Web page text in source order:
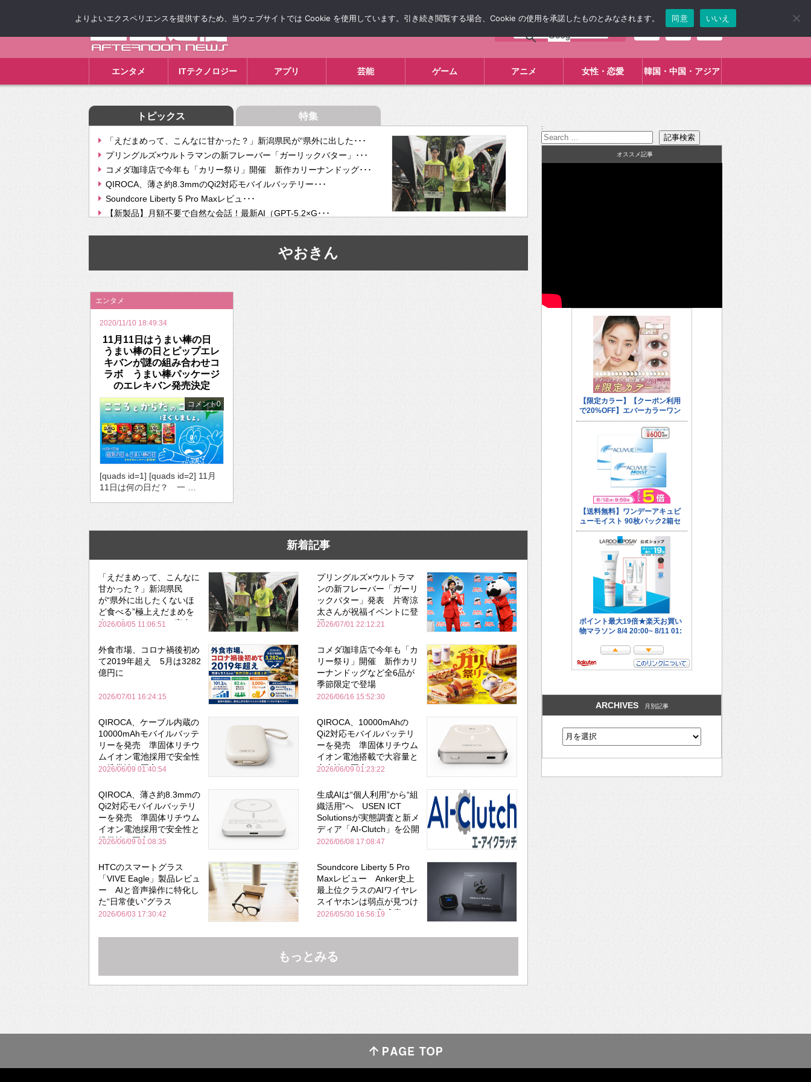
エンタメ ITテクノロジー アプリ 芸能 ゲーム アニメ 女性・恋愛 韓国・中国・アジア
トピックス 特集
「えだまめって、こんなに甘かった？」新潟県民が“県外に出した･･･
プリングルズ×ウルトラマンの新フレーバー「ガーリックバター」･･･
コメダ珈琲店で今年も「カリー祭り」開催 新作カリーナンドッグ･･･
QIROCA、薄さ約8.3mmのQi2対応モバイルバッテリー･･･
Soundcore Liberty 5 Pro Maxレビュ･･･
【新製品】月額不要で自然な会話！最新AI（GPT-5.2×G･･･
【次世代の没入感と生産性】VITURE Luma Ultra･･･
挫折率8割の壁をAIで突破。ジャストシステム、”自分が今話し･･･
2026年のバレンタインは「自分で作って、想いを渡す」 TE･･･
やおきん
エンタメ
2020/11/10 18:49:34
11月11日はうまい棒の日
うまい棒の日とピップエレ
キバンが謎の組み合わせコ
ラボ うまい棒パッケージ
のエレキバン発売決定
コメント0
[quads id=1] [quads id=2] 11月
11日は何の日だ？ 一 …
新着記事
「えだまめって、こんなに
甘かった？」新潟県民
が“県外に出したくないほ
ど食べる”極上えだまめを
森のビアガーデンで実食
2026/08/05 11:06:51
プリングルズ×ウルトラマ
ンの新フレーバー「ガーリ
ックバター」発表 片寄涼
太さんが祝福イベントに登
場
2026/07/01 22:12:21
外食市場、コロナ禍後初め
て2019年超え 5月は3282
億円に
2026/07/01 16:24:15
コメダ珈琲店で今年も「カ
リー祭り」開催 新作カリ
ーナンドッグなど全6品が
季節限定で登場
2026/06/16 15:52:30
QIROCA、ケーブル内蔵の
10000mAhモバイルバッテ
リーを発売 準固体リチウ
ムイオン電池採用で安全性
と携帯性を両立
2026/06/09 01:40:54
QIROCA、10000mAhの
Qi2対応モバイルバッテリ
ーを発売 準固体リチウム
イオン電池搭載で大容量と
安全性を両立
2026/06/09 01:23:22
QIROCA、薄さ約8.3mmの
Qi2対応モバイルバッテリ
ーを発売 準固体リチウム
イオン電池採用で安全性と
携帯性を両立
2026/06/09 01:08:35
生成AIは“個人利用”から“組
織活用”へ USEN ICT
Solutionsが実態調査と新メ
ディア「AI-Clutch」を公開
2026/06/08 17:08:47
HTCのスマートグラス
「VIVE Eagle」製品レビュ
ー AIと音声操作に特化し
た“日常使い”グラス
2026/06/03 17:30:42
Soundcore Liberty 5 Pro
Maxレビュー Anker史上
最上位クラスのAIワイヤレ
スイヤホンは弱点が見つけ
づらいくらいの完成度にび
Bose並み
2026/05/30 16:56:19
もっとみる
:
オススメ記事
ARCHIVES 月別記事
よりよいエクスペリエンスを提供するため、当ウェブサイトでは Cookie を使用しています。引き続き閲覧する場合、Cookie の使用を承諾したものとみなされます。 同意 いいえ